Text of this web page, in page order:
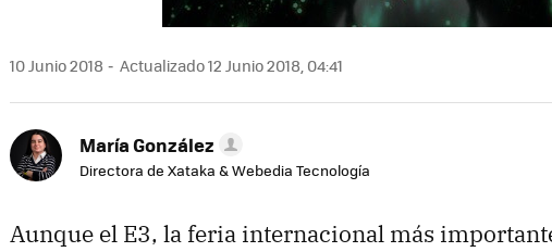
10 Junio 2018 Actualizado 12 Junio 2018, 04:41
María González
Directora de Xataka & Webedia Tecnología
Aunque el E3, la feria internacional más